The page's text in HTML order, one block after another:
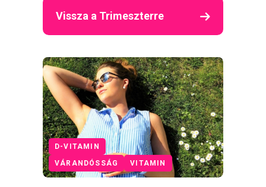
Vissza a Trimeszterre
VÁRANDÓSSÁG VITAMIN
D-VITAMIN